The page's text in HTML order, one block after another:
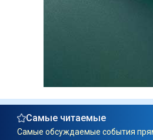
Самые читаемые
Самые обсуждаемые события